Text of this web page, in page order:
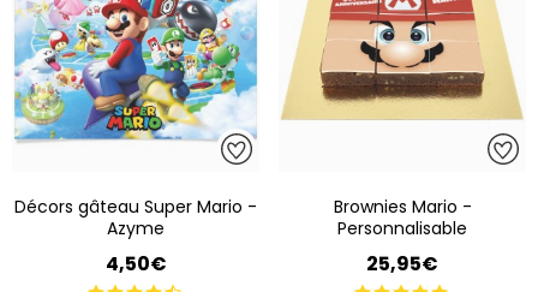
Décors gâteau Super Mario -
Azyme
4,50€
Brownies Mario -
Personnalisable
25,95€